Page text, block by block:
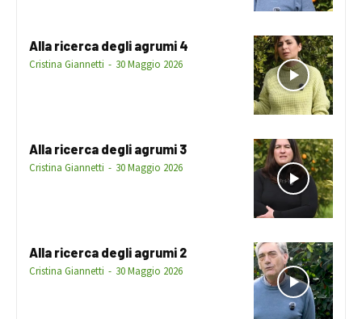
Alla ricerca degli agrumi 4
Cristina Giannetti - 30 Maggio 2026
Alla ricerca degli agrumi 3
Cristina Giannetti - 30 Maggio 2026
Alla ricerca degli agrumi 2
Cristina Giannetti - 30 Maggio 2026